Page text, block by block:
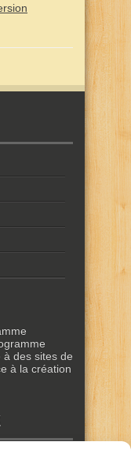
des sites de
à la création